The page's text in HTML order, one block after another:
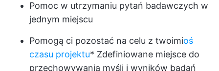
Pomoc w utrzymaniu pytań badawczych w
jednym miejscu
Pomogą ci pozostać na celu z twoimioś
czasu projektu* Zdefiniowane miejsce do
przechowywania myśli i wyników badań